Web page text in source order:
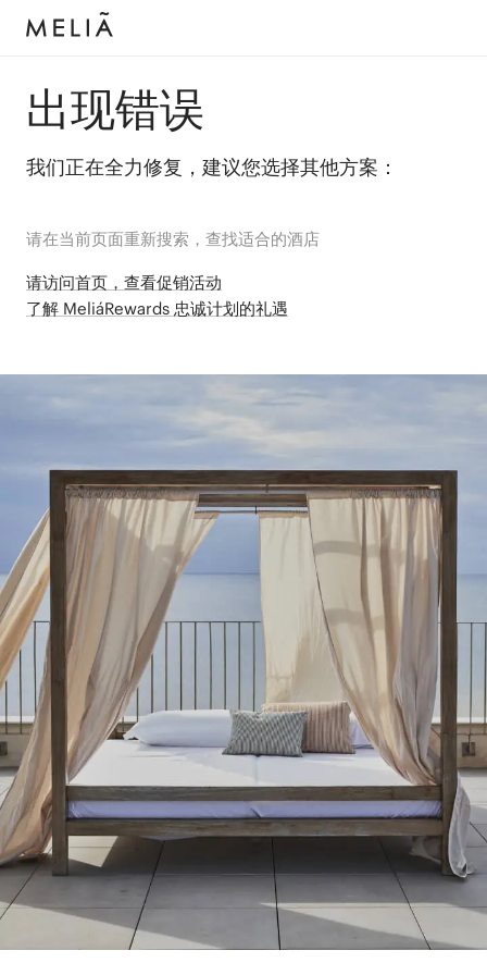
出现错误
我们正在全力修复，建议您选择其他方案：
请在当前页面重新搜索，查找适合的酒店
请访问首页，查看促销活动
了解 MeliáRewards 忠诚计划的礼遇